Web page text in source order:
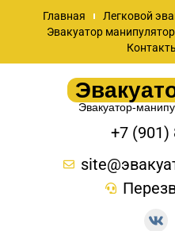
Главная Легковой
Эвакуатор манипулятор
Эвакуатор-
+7 (901)